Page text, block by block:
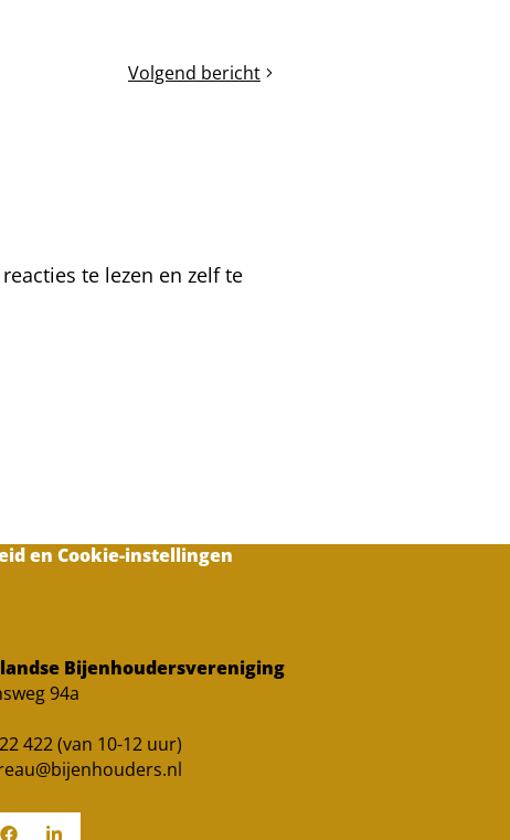
Volgend bericht
Van
te lezen en zelf te
en Cookie-instellingen
Bijenhoudersvereniging
94a
422 (van 10-12 uur)